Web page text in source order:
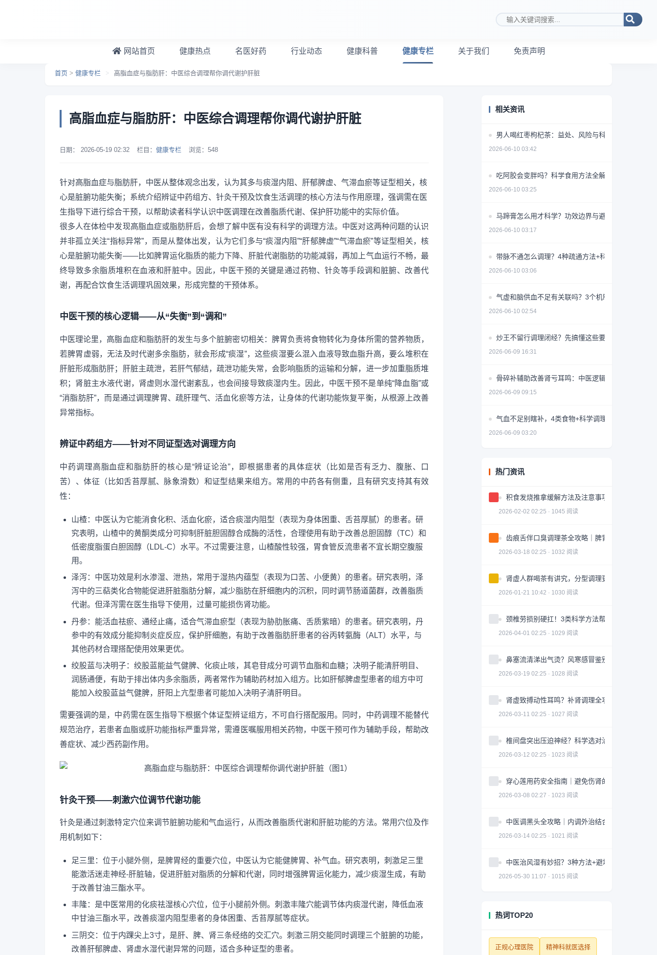
搜索关键词
网站首页 健康热点 名医好药 行业动态 健康科普 健康专栏 关于我们 免责声明
首页 > 健康专栏 > 高脂血症与脂肪肝：中医综合调理帮你调代谢护肝脏
高脂血症与脂肪肝：中医综合调理帮你调代谢护肝脏
日期： 2026-05-19 02:32 栏目： 健康专栏 浏览： 548
针对高脂血症与脂肪肝，中医从整体观念出发，认为其多与痰湿内阻、肝郁脾虚、气滞血瘀等证型相关，核
心是脏腑功能失衡；系统介绍辨证中药组方、针灸干预及饮食生活调理的核心方法与作用原理，强调需在医
生指导下进行综合干预，以帮助读者科学认识中医调理在改善脂质代谢、保护肝功能中的实际价值。
很多人在体检中发现高脂血症或脂肪肝后，会想了解中医有没有科学的调理方法。中医对这两种问题的认识
并非孤立关注“指标异常”，而是从整体出发，认为它们多与“痰湿内阻”“肝郁脾虚”“气滞血瘀”等证型相关，核
心是脏腑功能失衡——比如脾胃运化脂质的能力下降、肝脏代谢脂肪的功能减弱，再加上气血运行不畅，最
终导致多余脂质堆积在血液和肝脏中。因此，中医干预的关键是通过药物、针灸等手段调和脏腑、改善代
谢，再配合饮食生活调理巩固效果，形成完整的干预体系。
中医干预的核心逻辑——从“失衡”到“调和”
中医理论里，高脂血症和脂肪肝的发生与多个脏腑密切相关：脾胃负责将食物转化为身体所需的营养物质，
若脾胃虚弱，无法及时代谢多余脂肪，就会形成“痰湿”，这些痰湿要么混入血液导致血脂升高，要么堆积在
肝脏形成脂肪肝；肝脏主疏泄，若肝气郁结，疏泄功能失常，会影响脂质的运输和分解，进一步加重脂质堆
积；肾脏主水液代谢，肾虚则水湿代谢紊乱，也会间接导致痰湿内生。因此，中医干预不是单纯“降血脂”或
“消脂肪肝”，而是通过调理脾胃、疏肝理气、活血化瘀等方法，让身体的代谢功能恢复平衡，从根源上改善
异常指标。
辨证中药组方——针对不同证型选对调理方向
中药调理高脂血症和脂肪肝的核心是“辨证论治”，即根据患者的具体症状（比如是否有乏力、腹胀、口
苦）、体征（比如舌苔厚腻、脉象滑数）和证型结果来组方。常用的中药各有侧重，且有研究支持其有效
性：
山楂：中医认为它能消食化积、活血化瘀，适合痰湿内阻型（表现为身体困重、舌苔厚腻）的患者。研
究表明，山楂中的黄酮类成分可抑制肝脏胆固醇合成酶的活性，合理使用有助于改善总胆固醇（TC）和
低密度脂蛋白胆固醇（LDL-C）水平。不过需要注意，山楂酸性较强，胃食管反流患者不宜长期空腹服
用。
泽泻：中医功效是利水渗湿、泄热，常用于湿热内蕴型（表现为口苦、小便黄）的患者。研究表明，泽
泻中的三萜类化合物能促进肝脏脂肪分解，减少脂肪在肝细胞内的沉积，同时调节肠道菌群，改善脂质
代谢。但泽泻需在医生指导下使用，过量可能损伤肾功能。
丹参：能活血祛瘀、通经止痛，适合气滞血瘀型（表现为胁肋胀痛、舌质紫暗）的患者。研究表明，丹
参中的有效成分能抑制炎症反应，保护肝细胞，有助于改善脂肪肝患者的谷丙转氨酶（ALT）水平，与
其他药材合理搭配使用效果更优。
绞股蓝与决明子：绞股蓝能益气健脾、化痰止咳，其皂苷成分可调节血脂和血糖；决明子能清肝明目、
润肠通便，有助于排出体内多余脂质，两者常作为辅助药材加入组方。比如肝郁脾虚型患者的组方中可
能加入绞股蓝益气健脾，肝阳上亢型患者可能加入决明子清肝明目。
需要强调的是，中药需在医生指导下根据个体证型辨证组方，不可自行搭配服用。同时，中药调理不能替代
规范治疗，若患者血脂或肝功能指标严重异常，需遵医嘱服用相关药物，中医干预可作为辅助手段，帮助改
善症状、减少西药副作用。
针灸干预——刺激穴位调节代谢功能
针灸是通过刺激特定穴位来调节脏腑功能和气血运行，从而改善脂质代谢和肝脏功能的方法。常用穴位及作
用机制如下：
足三里：位于小腿外侧，是脾胃经的重要穴位，中医认为它能健脾胃、补气血。研究表明，刺激足三里
能激活迷走神经-肝脏轴，促进肝脏对脂质的分解和代谢，同时增强脾胃运化能力，减少痰湿生成，有助
于改善甘油三酯水平。
丰隆：是中医常用的化痰祛湿核心穴位，位于小腿前外侧。刺激丰隆穴能调节体内痰湿代谢，降低血液
中甘油三酯水平，改善痰湿内阻型患者的身体困重、舌苔厚腻等症状。
三阴交：位于内踝尖上3寸，是肝、脾、肾三条经络的交汇穴。刺激三阴交能同时调理三个脏腑的功能，
改善肝郁脾虚、肾虚水湿代谢异常的问题，适合多种证型的患者。
相关资讯
男人喝红枣枸杞茶：益处、风险与科学饮用指南
2026-06-10 03:42
吃阿胶会变胖吗？科学食用方法全解析
2026-06-10 03:25
马蹄膏怎么用才科学？功效边界与避坑指南
2026-06-10 03:17
带脉不通怎么调理？4种疏通方法+科学避坑指南
2026-06-10 03:06
气虚和脑供血不足有关联吗？3个机制揭秘
2026-06-10 02:54
炒王不留行调理闭经？先搞懂这些要点避免无效用药
2026-06-09 16:31
骨碎补辅助改善肾亏耳鸣：中医逻辑与使用指南
2026-06-09 09:15
气血不足别瞎补，4类食物+科学调理指南
2026-06-09 03:20
热门资讯
积食发烧推拿缓解方法及注意事项
2026-02-02 02:25 · 1045 阅读
齿痕舌伴口臭调理茶全攻略｜脾胃健康轻松掌握
2026-03-18 02:25 · 1032 阅读
肾虚人群喝茶有讲究，分型调理更有效
2026-01-21 10:42 · 1030 阅读
颈椎劳损别硬扛！3类科学方法帮你轻松缓解｜实
2026-04-01 02:25 · 1029 阅读
鼻塞流清涕出气烫？风寒感冒鉴别指南全攻略
2026-03-19 02:25 · 1028 阅读
肾虚致搏动性耳鸣？补肾调理全攻略｜实用指南
2026-03-11 02:25 · 1027 阅读
椎间盘突出压迫神经？科学选对治疗方案全攻略
2026-03-12 02:25 · 1023 阅读
穿心莲用药安全指南｜避免伤肾的3大关键因素
2026-03-08 02:27 · 1023 阅读
中医调黑头全攻略｜内调外治结合改善皮肤问题
2026-03-14 02:25 · 1021 阅读
中医治风湿有妙招？3种方法+避坑指南助你科学
2026-05-30 11:07 · 1015 阅读
热词TOP20
正规心理医院 精神科就医选择